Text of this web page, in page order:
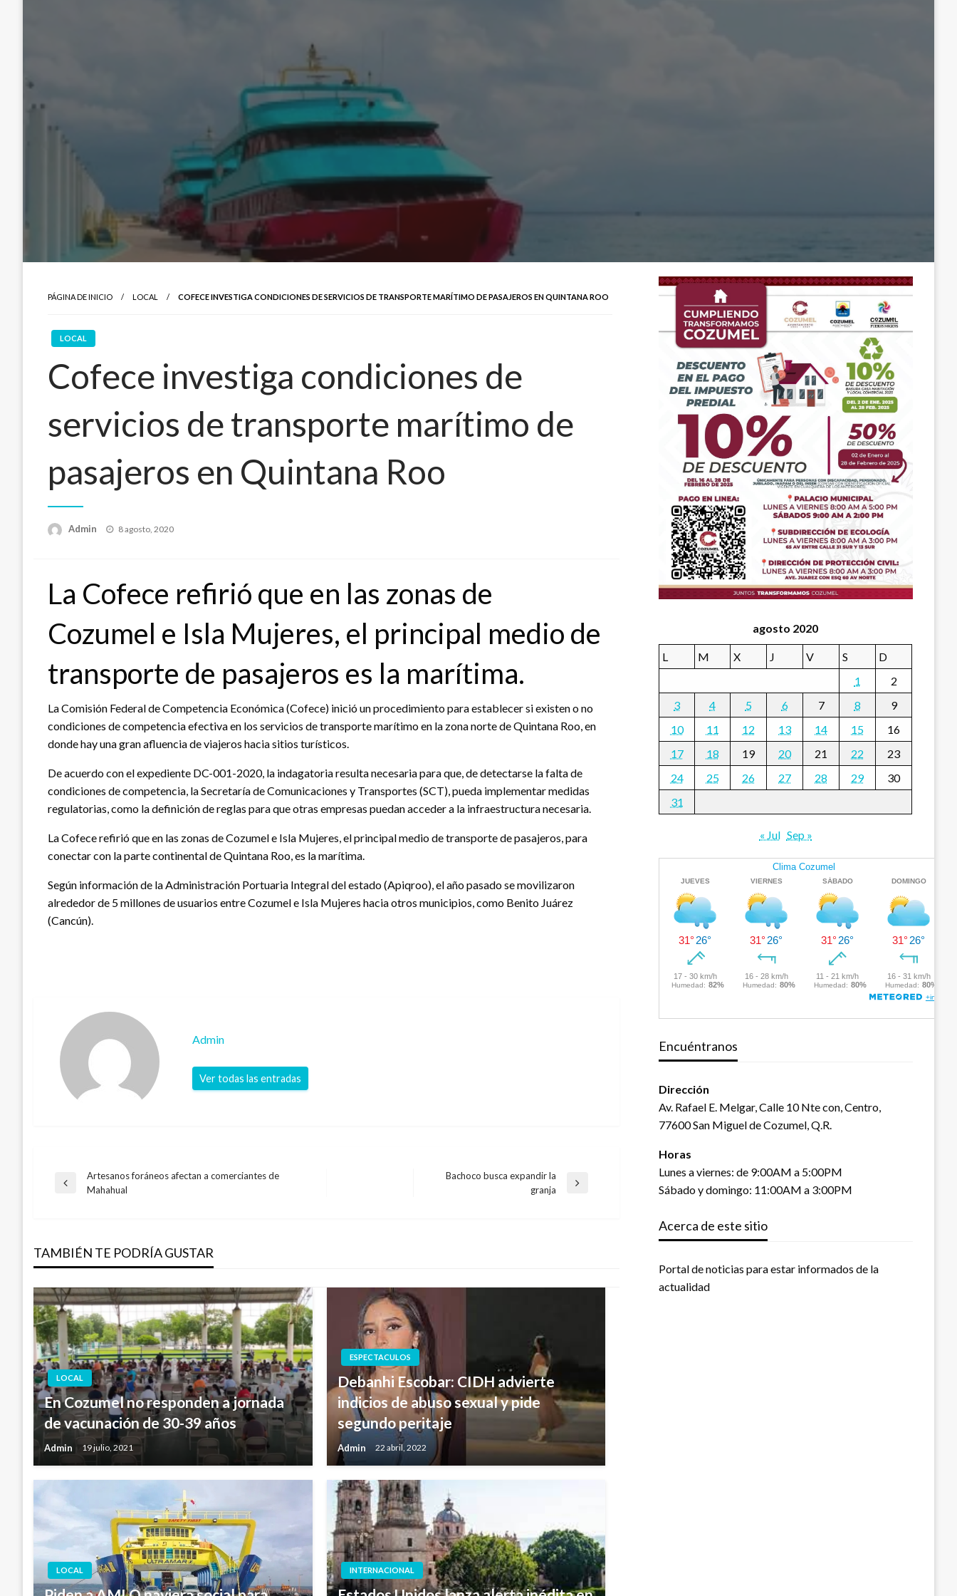
PÁGINA DE INICIO LOCAL COFECE INVESTIGA CONDICIONES DE SERVICIOS DE TRANSPORTE MARÍTIMO DE PASAJEROS EN QUINTANA ROO
LOCAL
Cofece investiga condiciones de
servicios de transporte marítimo de
pasajeros en Quintana Roo
Admin
Publicado
8 agosto, 2020
La Cofece refirió que en las zonas de
Cozumel e Isla Mujeres, el principal medio de
transporte de pasajeros es la marítima.
La Comisión Federal de Competencia Económica (Cofece) inició un procedimiento para establecer si existen o no
condiciones de competencia efectiva en los servicios de transporte marítimo en la zona norte de Quintana Roo, en
donde hay una gran afluencia de viajeros hacia sitios turísticos.
De acuerdo con el expediente DC-001-2020, la indagatoria resulta necesaria para que, de detectarse la falta de
condiciones de competencia, la Secretaría de Comunicaciones y Transportes (SCT), pueda implementar medidas
regulatorias, como la definición de reglas para que otras empresas puedan acceder a la infraestructura necesaria.
La Cofece refirió que en las zonas de Cozumel e Isla Mujeres, el principal medio de transporte de pasajeros, para
conectar con la parte continental de Quintana Roo, es la marítima.
Según información de la Administración Portuaria Integral del estado (Apiqroo), el año pasado se movilizaron
alrededor de 5 millones de usuarios entre Cozumel e Isla Mujeres hacia otros municipios, como Benito Juárez
(Cancún).
Admin
Ver todas las entradas
Navegación
entradas
Entrada
Artesanos foráneos afectan a comerciantes de
Mahahual
Bachoco busca expandir la
granja
TAMBIÉN TE PODRÍA GUSTAR
LOCAL
En Cozumel no responden a jornada
de vacunación de 30-39 años
Admin 19 julio, 2021
ESPECTACULOS
Debanhi Escobar: CIDH advierte
indicios de abuso sexual y pide
segundo peritaje
Admin 22 abril, 2022
LOCAL INTERNACIONAL
agosto 2020
L M X J V S
D
1
2
3
4 5 6 7 8
9
10
11 12 13 14 15
16
17
18 19 20 21 22
23
24
25 26 27 28 29
30
31
« Jul Sep »
Encuéntranos
Dirección
Av. Rafael E. Melgar, Calle 10 Nte con, Centro,
77600 San Miguel de Cozumel, Q.R.
Horas
Lunes a viernes: de 9:00AM a 5:00PM
Sábado y domingo: 11:00AM a 3:00PM
Acerca de este sitio
Portal de noticias para estar informados de la
actualidad